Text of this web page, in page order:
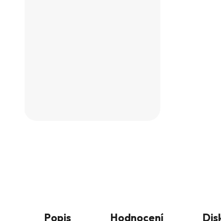
Popis Hodnocení